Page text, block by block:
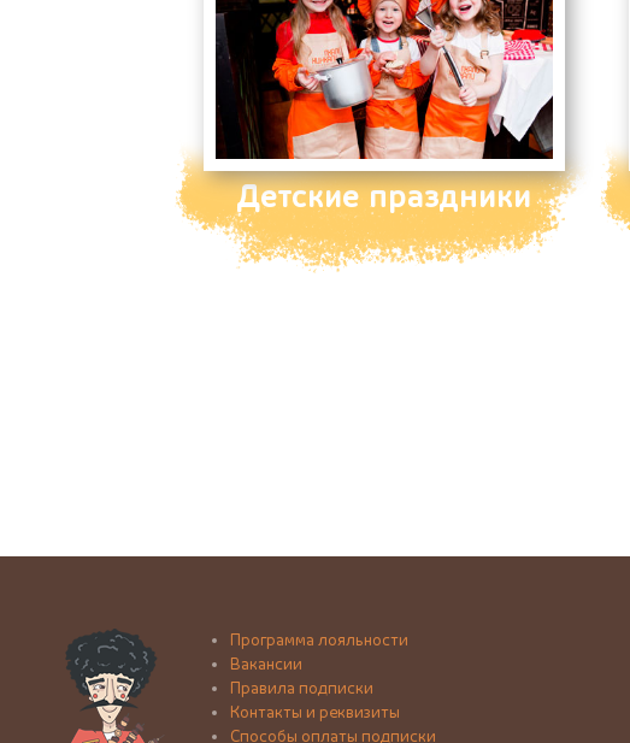
Детские праздники
Программа лояльности
Вакансии
Правила подписки
Контакты и реквизиты
Способы оплаты подписки